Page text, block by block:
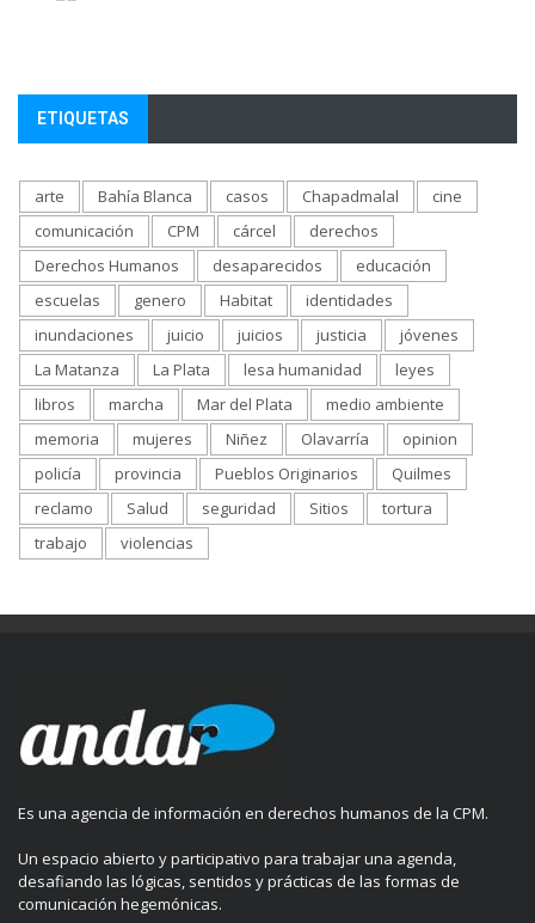
ETIQUETAS
arte Bahía Blanca casos Chapadmalal
cine
comunicación
CPM cárcel
derechos
Derechos Humanos
desaparecidos
educación
escuelas
genero Habitat
identidades
inundaciones
juicio juicios justicia
jóvenes
La Matanza
La Plata lesa humanidad
leyes
libros
marcha Mar del Plata
medio ambiente
memoria
mujeres Niñez Olavarría
opinion
policía
provincia Pueblos Originarios
Quilmes
reclamo
Salud seguridad Sitios
tortura
trabajo
violencias
Es una agencia de información en derechos humanos de la CPM.
Un espacio abierto y participativo para trabajar una agenda,
desafiando las lógicas, sentidos y prácticas de las formas de
comunicación hegemónicas.